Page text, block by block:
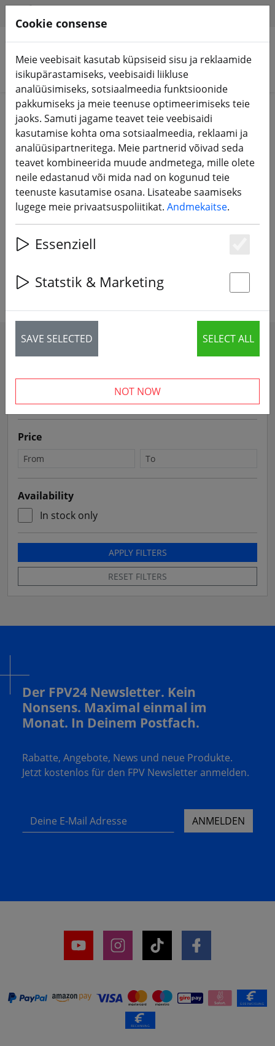
Otsi tooteid
Taotletud linki ei leitud. Näitame teile, kuidas otsida
videokaamerad monitor actioncam .
0 Artikel für die Suche nach
"videokaamerad monitor
actioncam" gefunden
Otsi tooteid
Sort by
Price
Availability
In stock only
APPLY FILTERS
RESET FILTERS
Der FPV24 Newsletter. Kein
Nonsens. Maximal einmal im
Monat. In Deinem Postfach.
Rabatte, Angebote, News und neue Produkte.
Jetzt kostenlos für den FPV Newsletter anmelden.
Deine E-Mail Adresse ANMELDEN
Cookie consense
Meie veebisait kasutab küpsiseid sisu ja reklaamide
isikupärastamiseks, veebisaidi liikluse
analüüsimiseks, sotsiaalmeedia funktsioonide
pakkumiseks ja meie teenuse optimeerimiseks teie
jaoks. Samuti jagame teavet teie veebisaidi
kasutamise kohta oma sotsiaalmeedia, reklaami ja
analüüsipartneritega. Meie partnerid võivad seda
teavet kombineerida muude andmetega, mille olete
neile edastanud või mida nad on kogunud teie
teenuste kasutamise osana. Lisateabe saamiseks
lugege meie privaatsuspoliitikat. Andmekaitse.
Essenziell
Statstik & Marketing
SAVE SELECTED SELECT ALL
NOT NOW